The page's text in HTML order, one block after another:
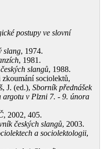
postupy ve slovní
slang, 1974.
, 1981 .
slangů, 1988.
sociolektů,
J. (ed.), Sborník přednášek
argotu v Plzni 7. - 9. února
, 2002, 405.
českých slangů, 2003.
a sociolektologii,